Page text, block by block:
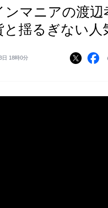
マニアの渡辺
と揺るぎない人
日 18時0分